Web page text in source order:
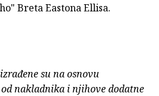
Breta Eastona Ellisa.
su na osnovu
nakladnika i njihove dodatne